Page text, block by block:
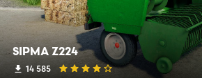
SIPMA Z224
14 585